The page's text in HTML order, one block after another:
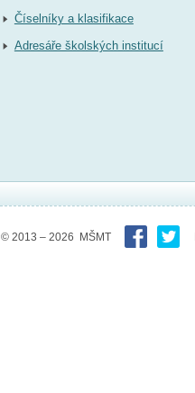
Číselníky a klasifikace
Adresáře školských institucí
© 2013 – 2026 MŠMT